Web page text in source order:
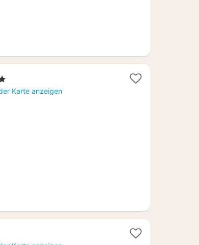
Karte anzeigen